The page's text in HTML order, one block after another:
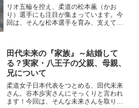
リオ五輪を控え、柔道の松本薫（かお
り）選手にも注目が集まっています。今
回は、そんな松本選手を育み、支えてく
も、故郷で暮らすお父さんの...
田代未来の『家族』～結婚して
る？実家・八王子の父親、母親、
兄について
柔道女子日本代表をつとめる、田代未来
さん。谷本歩実さんにそっくりと言われ
ます！今回は、そんな未来さんを取り巻